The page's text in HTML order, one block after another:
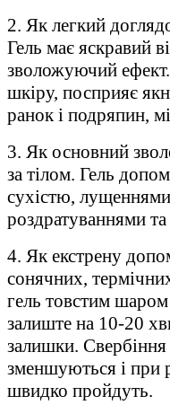
2. Як легкий
Гель має яскравий
зволожуючий
шкіру, посприяє
ранок і подряпин,
3. Як основний
за тілом. Гель
сухістю,
роздратуваннями
4. Як екстрену
сонячних,
гель товстим
залиште на 10-20
залишки. Свербіння
зменшуються і при
швидко пройдуть.